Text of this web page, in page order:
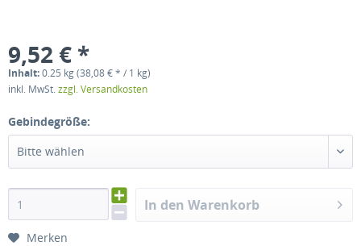
9,52 € *
Inhalt:0.25 kg (38,08 € * / 1 kg)
inkl. MwSt.zzgl. Versandkosten
Gebindegröße:
Bitte wählen
In den Warenkorb
Merken